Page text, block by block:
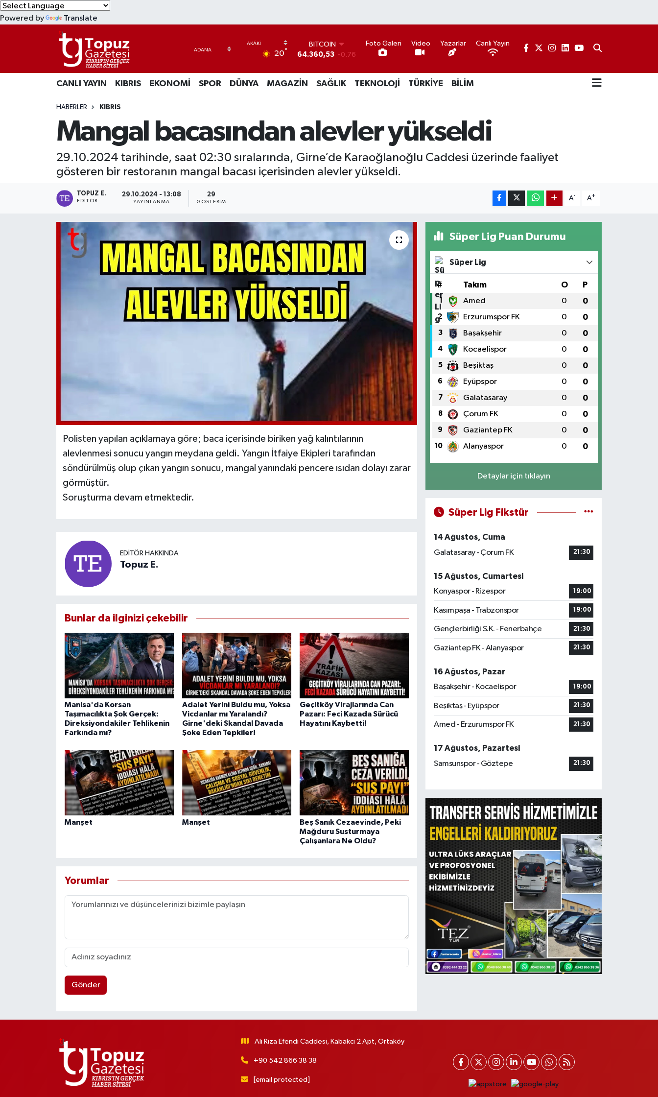
Powered by Translate
20°
BITCOIN
64.360,53 -0.76
47,7143 0.16
EURO
GRAM ALTIN
6574.81 1.44
13.799 70
Foto Galeri Video Yazarlar Canlı Yayın
CANLI YAYIN KIBRIS EKONOMİ SPOR DÜNYA MAGAZİN SAĞLIK TEKNOLOJİ TÜRKİYE BİLİM
HABERLER KIBRIS
Mangal bacasından alevler yükseldi
29.10.2024 tarihinde, saat 02:30 sıralarında, Girne’de Karaoğlanoğlu Caddesi üzerinde faaliyet
gösteren bir restoranın mangal bacası içerisinden alevler yükseldi.
TOPUZ E.
EDITÖR
29.10.2024 - 13:08
YAYINLANMA
29
GÖSTERIM
A- A+
Polisten yapılan açıklamaya göre; baca içerisinde biriken yağ kalıntılarının
alevlenmesi sonucu yangın meydana geldi. Yangın İtfaiye Ekipleri tarafından
söndürülmüş olup çıkan yangın sonucu, mangal yanındaki pencere ısıdan dolayı zarar
görmüştür.
Soruşturma devam etmektedir.
EDITÖR HAKKINDA
Topuz E.
Bunlar da ilginizi çekebilir
Manisa'da Korsan
Taşımacılıkta Şok Gerçek:
Direksiyondakiler Tehlikenin
Farkında mı?
Adalet Yerini Buldu mu, Yoksa
Vicdanlar mı Yaralandı?
Girne'deki Skandal Davada
Şoke Eden Tepkiler!
Geçitköy Virajlarında Can
Pazarı: Feci Kazada Sürücü
Hayatını Kaybetti!
Manşet Manşet
Beş Sanık Cezaevinde, Peki
Mağduru Susturmaya
Çalışanlara Ne Oldu?
Yorumlar
Gönder
Süper Lig Puan Durumu
Süper Lig
# Takım O P
1 Amed 0 0
2 Erzurumspor FK 0 0
3 Başakşehir 0 0
4 Kocaelispor 0 0
5 Beşiktaş 0 0
6 Eyüpspor 0 0
7 Galatasaray 0 0
8 Çorum FK 0 0
9 Gaziantep FK 0 0
10 Alanyaspor 0 0
Detaylar için tıklayın
Süper Lig Fikstür
14 Ağustos, Cuma
Galatasaray - Çorum FK
21:30
15 Ağustos, Cumartesi
Konyaspor - Rizespor
19:00
Kasımpaşa - Trabzonspor 19:00
Gençlerbirliği S.K. - Fenerbahçe 21:30
Gaziantep FK - Alanyaspor 21:30
16 Ağustos, Pazar
Başakşehir - Kocaelispor
19:00
Beşiktaş - Eyüpspor 21:30
Amed - Erzurumspor FK 21:30
17 Ağustos, Pazartesi
Samsunspor - Göztepe
21:30
Ali Riza Efendi Caddesi, Kabakci 2 Apt, Ortaköy
+90 542 866 38 38
[email protected]
EKONOMİ
MAGAZİN
Lefkoşa Nöbetçi Eczaneler
Lefkoşa Hava Durumu
Lefkoşa Trafik Yoğunluk Haritası
Süper Lig Puan Durumu ve Fikstür
Tüm Manşetler
Son Dakika Haberleri